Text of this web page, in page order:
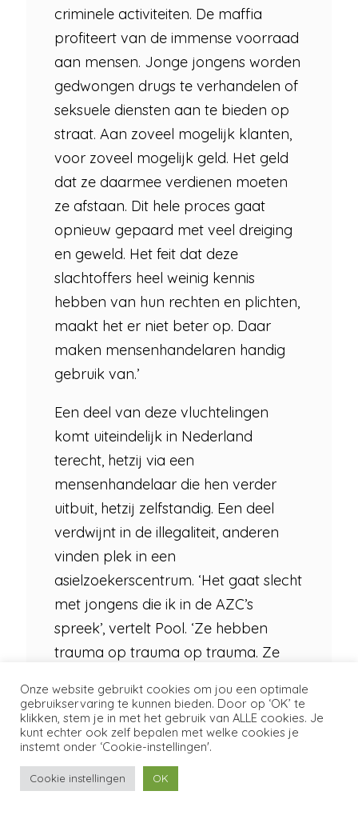
criminele activiteiten. De maffia
profiteert van de immense voorraad
aan mensen. Jonge jongens worden
gedwongen drugs te verhandelen of
seksuele diensten aan te bieden op
straat. Aan zoveel mogelijk klanten,
voor zoveel mogelijk geld. Het geld
dat ze daarmee verdienen moeten
ze afstaan. Dit hele proces gaat
opnieuw gepaard met veel dreiging
en geweld. Het feit dat deze
slachtoffers heel weinig kennis
hebben van hun rechten en plichten,
maakt het er niet beter op. Daar
maken mensenhandelaren handig
gebruik van.’
Een deel van deze vluchtelingen
komt uiteindelijk in Nederland
terecht, hetzij via een
mensenhandelaar die hen verder
uitbuit, hetzij zelfstandig. Een deel
verdwijnt in de illegaliteit, anderen
vinden plek in een
asielzoekerscentrum. ‘Het gaat slecht
met jongens die ik in de AZC’s
spreek’, vertelt Pool. ‘Ze hebben
trauma op trauma op trauma. Ze
last van herbelevingen en medische
klachten als gevolg van de
martelingen en het misbruik. Daar
komt bij dat ze helemaal niemand
vertrouwen, ook hulpverleners niet,
Onze website gebruikt cookies om jou een optimale
gebruikservaring te kunnen bieden. Door op ‘OK’ te
klikken, stem je in met het gebruik van ALLE cookies. Je
kunt echter ook zelf bepalen met welke cookies je
instemt onder ‘Cookie-instellingen'.
Cookie instellingen OK